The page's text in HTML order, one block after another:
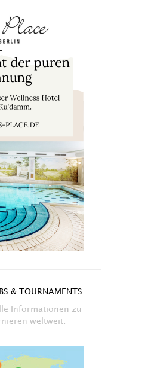
& TOURNAMENTS
Informationen zu
weltweit.